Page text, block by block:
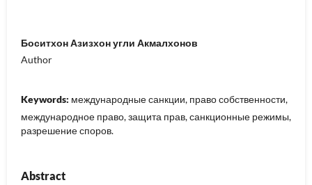
Боситхон Азизхон угли Акмалхонов
Author
Keywords: международные санкции, право собственности,
международное право, защита прав, санкционные режимы,
разрешение споров.
Abstract